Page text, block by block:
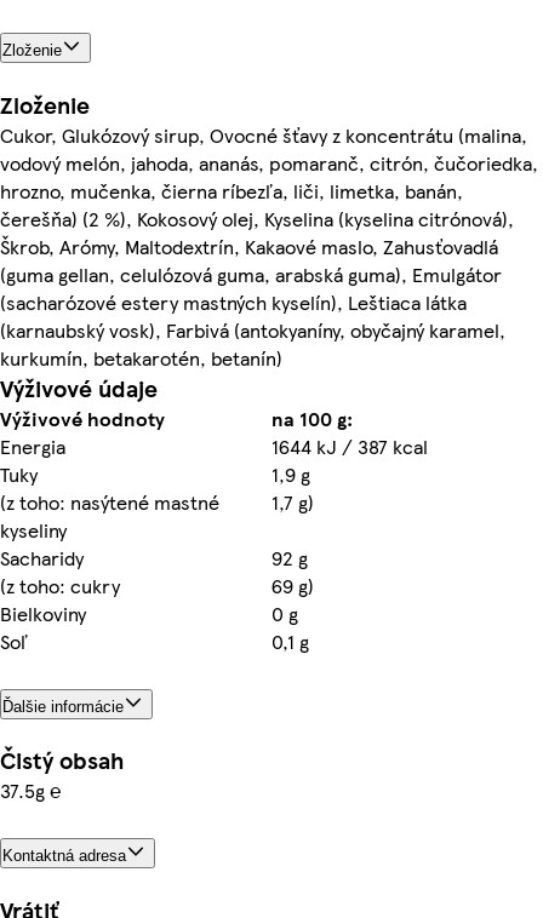
Zloženie
Zloženie
Cukor, Glukózový sirup, Ovocné šťavy z koncentrátu (malina,
vodový melón, jahoda, ananás, pomaranč, citrón, čučoriedka,
hrozno, mučenka, čierna ríbezľa, liči, limetka, banán,
čerešňa) (2 %), Kokosový olej, Kyselina (kyselina citrónová),
Škrob, Arómy, Maltodextrín, Kakaové maslo, Zahusťovadlá
(guma gellan, celulózová guma, arabská guma), Emulgátor
(sacharózové estery mastných kyselín), Leštiaca látka
(karnaubský vosk), Farbivá (antokyaníny, obyčajný karamel,
kurkumín, betakarotén, betanín)
Výživové údaje
Výživové hodnoty
na 100 g:
Energia
1644 kJ / 387 kcal
Tuky
1,9 g
(z toho: nasýtené mastné
kyseliny
1,7 g)
Sacharidy
92 g
(z toho: cukry
69 g)
Bielkoviny
0 g
Soľ
0,1 g
Ďalšie informácie
Čistý obsah
37.5g ℮
Kontaktná adresa
Vrátiť